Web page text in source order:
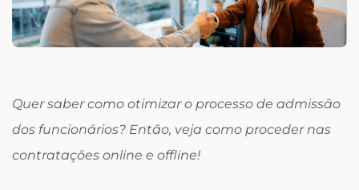
Quer saber como otimizar o processo de admissão
dos funcionários? Então, veja como proceder nas
contratações online e offline!